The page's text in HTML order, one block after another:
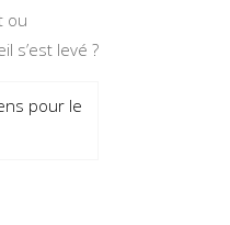
ou
s’est levé ?
pour le